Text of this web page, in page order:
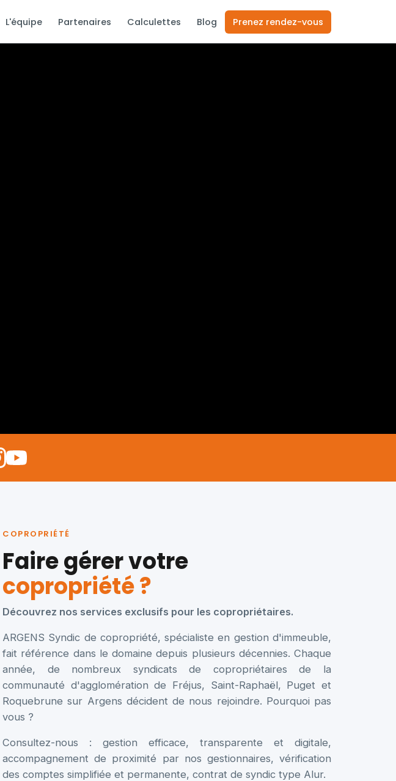
L'équipe Partenaires Calculettes Blog Prenez rendez-vous
COPROPRIÉTÉ
Faire gérer votre
copropriété ?
Découvrez nos services exclusifs pour les copropriétaires.
ARGENS Syndic de copropriété, spécialiste en gestion d'immeuble,
fait référence dans le domaine depuis plusieurs décennies. Chaque
année, de nombreux syndicats de copropriétaires de la
communauté d'agglomération de Fréjus, Saint-Raphaël, Puget et
Roquebrune sur Argens décident de nous rejoindre. Pourquoi pas
vous ?
Consultez-nous : gestion efficace, transparente et digitale,
accompagnement de proximité par nos gestionnaires, vérification
des comptes simplifiée et permanente, contrat de syndic type Alur.